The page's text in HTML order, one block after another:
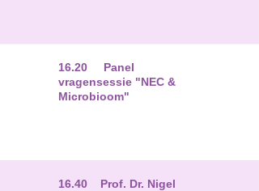
16.20 Panel
vragensessie "NEC &
Microbioom"
16.40 Prof. Dr. Nigel